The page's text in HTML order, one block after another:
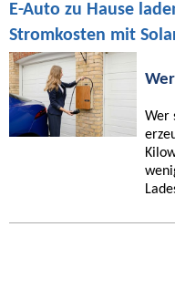
E-Auto zu Hause
Stromkosten mit
Wer